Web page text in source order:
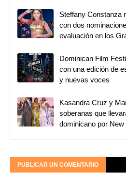
Steffany Constanza
con dos
evaluación en los
Dominican Film
con una edición de
y nuevas voces
Kasandra Cruz y
soberanas que
dominicano por
PUBLICAR UN COMENTARIO